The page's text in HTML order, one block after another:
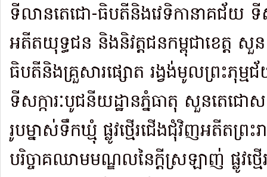
ទីលានតេជោ-ធិបតីនិងវេទិកានាគជ័យ ទី
អតីតយុទ្ធជន និង​និវត្តជនកម្ពុជាខេត្ត
ធិបតីនិងគ្រួសារផ្សោត រង្វង់មូលព្រះភុម្ម
ទីសក្ការៈបូជនីយដ្ឋានភ្នំធាតុ សួនតេជោ
រូប​ម្នាស់ទឹក​ឃ្មុំ ផ្លូវថ្មើរជើងជុំវិញអតីតព្រ
បរិច្ចាគឈាមមណ្ឌលនៃក្តីស្រឡាញ់ ផ្លូវថ្ម